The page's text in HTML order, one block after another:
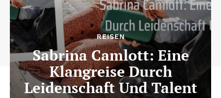
REISEN
Sabrina Camlott: Eine
Klangreise Durch
Leidenschaft Und Talent